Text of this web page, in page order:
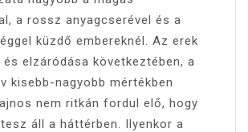
a rossz anyagcserével és a
küzdő embereknél. Az erek
elzáródása következtében, a
kisebb-nagyobb mértékben
nem ritkán fordul elő, hogy
áll a háttérben. Ilyenkor a